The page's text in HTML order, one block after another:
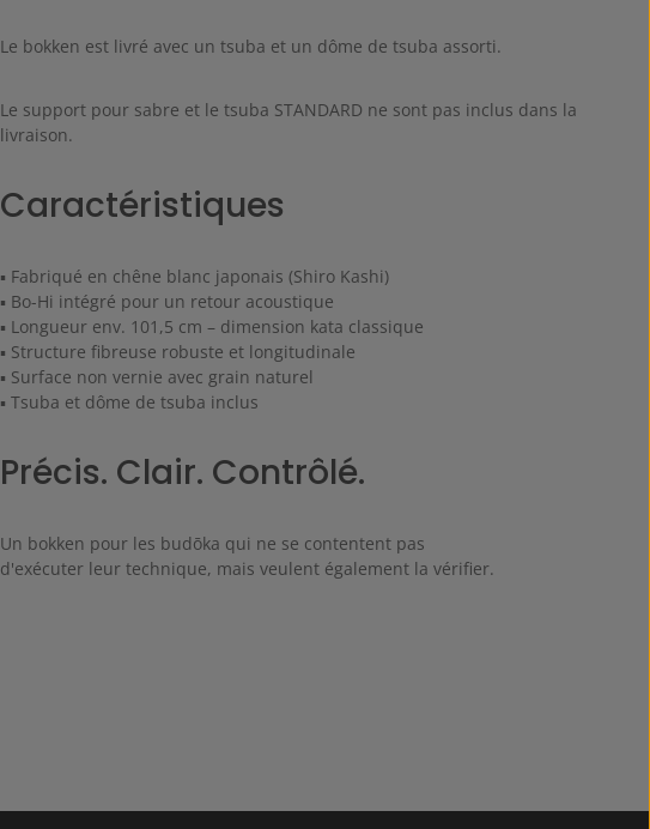
Le bokken est livré avec un tsuba et un dôme de tsuba assorti.
Le support pour sabre et le tsuba STANDARD ne sont pas inclus dans la
livraison.
Caractéristiques
▪ Fabriqué en chêne blanc japonais (Shiro Kashi)
▪ Bo-Hi intégré pour un retour acoustique
▪ Longueur env. 101,5 cm – dimension kata classique
▪ Structure fibreuse robuste et longitudinale
▪ Surface non vernie avec grain naturel
▪ Tsuba et dôme de tsuba inclus
Précis. Clair. Contrôlé.
Un bokken pour les budōka qui ne se contentent pas
d'exécuter leur technique, mais veulent également la vérifier.